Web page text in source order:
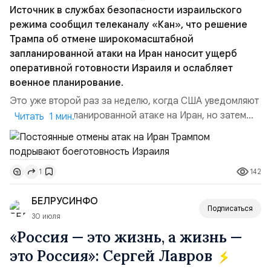
Источник в службах безопасности израильского
режима сообщил телеканалу «Кан», что решение
Трампа об отмене широкомасштабной
запланированной атаки на Иран наносит ущерб
оперативной готовности Израиля и ослабляет
военное планирование.
Это уже второй раз за неделю, когда США уведомляют
Израиль о запланированной атаке на Иран, но затем
отменяют её в последний момент без каких-либо
объяснений.По данным этого СМИ, тысячи
военнослужащих армии Израиля неделями готовились
к возможной эскалации региональной напряжённости с
Ираном. Напомним:Реакция официального
представителя МИД Ира...
Читать 1 мин.
1 142
БЕЛРУСИНФО
30 июля
Подписаться
«Россия — это жизнь, а жизнь —
это Россия»: Сергей Лавров